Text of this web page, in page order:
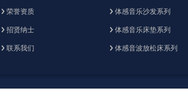
荣誉资质
招贤纳士
联系我们
体感音乐沙发系列
体感音乐床垫系列
体感音波放松床系列